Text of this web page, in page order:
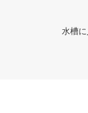
水槽に